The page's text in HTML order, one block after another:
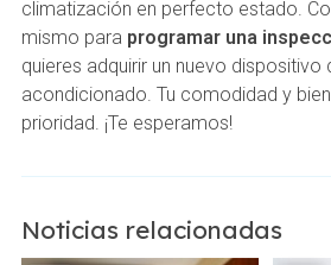
climatización en perfecto estado.
mismo para programar una
quieres adquirir un nuevo dispositivo
acondicionado. Tu comodidad y
prioridad. ¡Te esperamos!
Noticias relacionadas